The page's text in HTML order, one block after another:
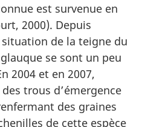
est survenue en
2000). Depuis
situation de la teigne du
se sont un peu
2004 et en 2007,
trous d’émergence
des graines
de cette espèce